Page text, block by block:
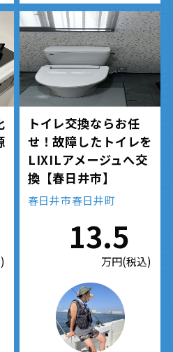
トイレ交換ならお任
せ！故障したトイレを
LIXILアメージュへ交
換【春日井市】
春日井市春日井町
13.5
万円(税込)